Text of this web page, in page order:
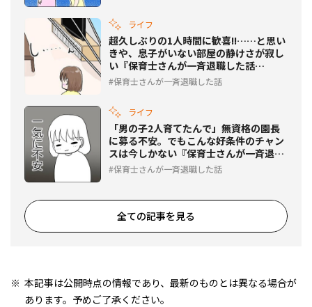
ライフ
超久しぶりの1人時間に歓喜!!……と思い
きや、息子がいない部屋の静けさが寂し
い『保育士さんが一斉退職した話
Vol.4』
保育士さんが一斉退職した話
ライフ
「男の子2人育てたんで」無資格の園長
に募る不安。でもこんな好条件のチャン
スは今しかない『保育士さんが一斉退職
した話 Vol.3』
保育士さんが一斉退職した話
全ての記事を見る
本記事は公開時点の情報であり、最新のものとは異なる場合が
あります。予めご了承ください。